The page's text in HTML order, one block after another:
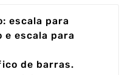
escala para
e escala para
de barras.